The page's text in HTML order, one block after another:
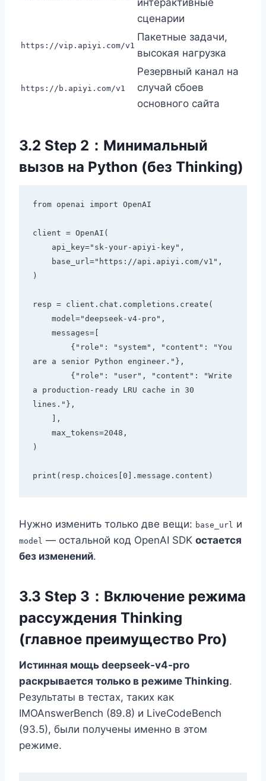
сценарии
https://vip.apiyi.com/v1
Пакетные задачи,
высокая нагрузка
https://b.apiyi.com/v1
Резервный канал на
случай сбоев
основного сайта
3.2 Step 2：Минимальный
вызов на Python (без Thinking)
from openai import OpenAI
client = OpenAI(
)
resp = client.chat.completions.create(
are a senior Python engineer."},
a production-ready LRU cache in 30
lines."},
)
Нужно изменить только две вещи: base_url и
model — остальной код OpenAI SDK остается
без изменений.
3.3 Step 3：Включение режима
рассуждения Thinking
(главное преимущество Pro)
Истинная мощь deepseek-v4-pro
раскрывается только в режиме Thinking.
Результаты в тестах, таких как
IMOAnswerBench (89.8) и LiveCodeBench
(93.5), были получены именно в этом
режиме.